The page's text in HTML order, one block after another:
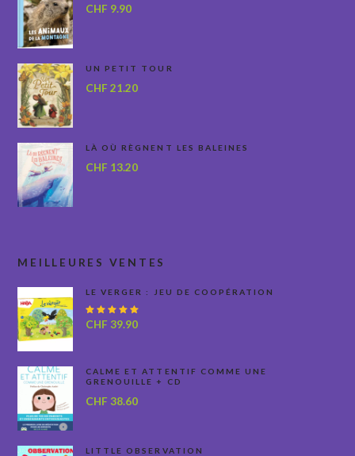
CHF 9.90
UN PETIT TOUR
CHF 21.20
LÀ OÙ RÈGNENT LES BALEINES
CHF 13.20
MEILLEURES VENTES
LE VERGER : JEU DE COOPÉRATION
Note
CHF 39.90
CALME ET ATTENTIF COMME UNE
GRENOUILLE + CD
CHF 38.60
LITTLE OBSERVATION